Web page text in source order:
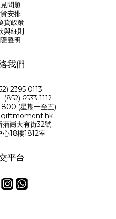
問題
安排
貨政策
與細則
聲明
我們
2395 0113
6533 1112
(星期一至五)
蒲崗大有街32號
心18樓1812室
平台